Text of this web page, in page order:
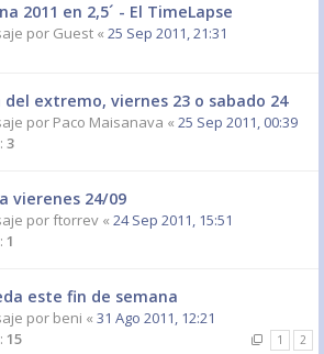
2011 en 2,5´ - El TimeLapse
por Guest « 25 Sep 2011, 21:31
del extremo, viernes 23 o sabado 24
por Paco Maisanava « 25 Sep 2011, 00:39
3
vierenes 24/09
porftorrev « 24 Sep 2011, 15:51
1
este fin de semana
por beni « 31 Ago 2011, 12:21
15 1 2